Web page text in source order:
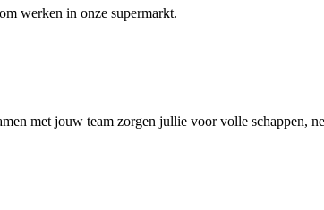
werken in onze supermarkt.
met jouw team zorgen jullie voor volle schappen,